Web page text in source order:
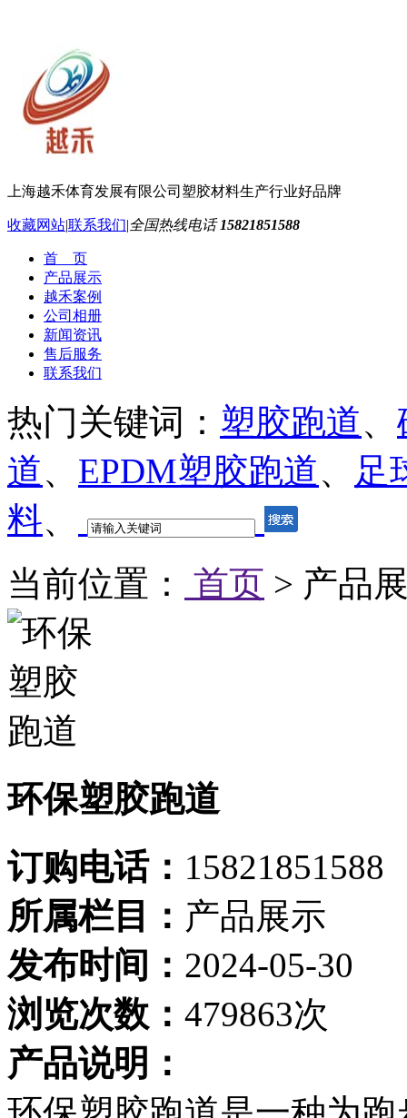
上海越禾体育发展有限公司 塑胶材料生产行业好品牌
收藏网站|联系我们|全国热线电话15821851588
首 页
产品展示
越禾案例
公司相册
新闻资讯
售后服务
联系我们
热门关键词： 塑胶跑道、
道、 EPDM塑胶跑道、 足
料、
当前位置：
首页 > 产品
环保塑胶跑道
订购电话： 15821851588
所属栏目： 产品展示
发布时间： 2024-05-30
浏览次数： 479863次
产品说明：